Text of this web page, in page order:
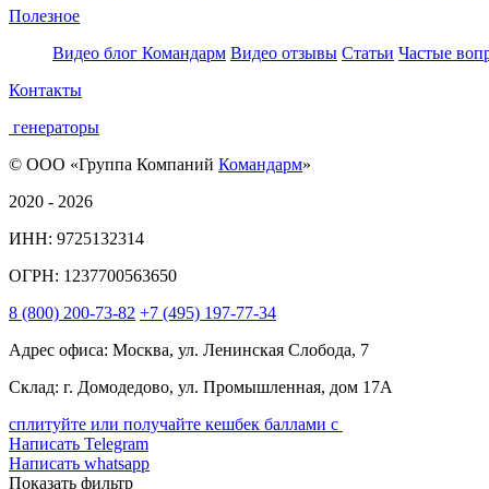
Полезное
Видео блог Командарм Видео отзывы Статьи Частые
Контакты
генераторы
© ООО «Группа Компаний Командарм»
2020 - 2026
ИНН: 9725132314
ОГРН: 1237700563650
8 (800) 200-73-82 +7 (495) 197-77-34
Адрес офиса: Москва, ул. Ленинская Слобода, 7
Склад: г. Домодедово, ул. Промышленная, дом 17А
сплитуйте или получайте кешбек баллами с
Написать Telegram
Написать whatsapp
Показать фильтр